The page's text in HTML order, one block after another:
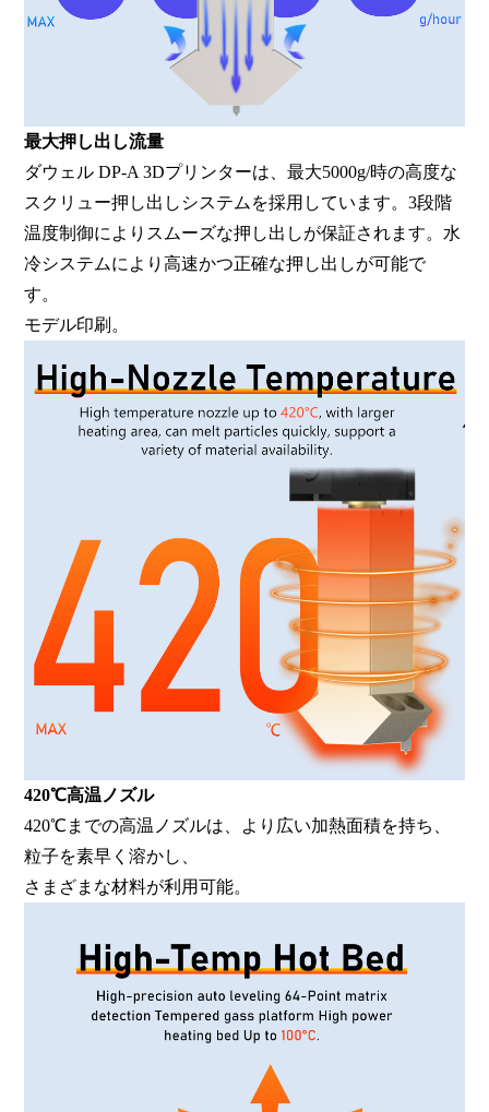
最大押し出し流量
ダウェル DP-A 3Dプリンターは、最大5000g/時の高度な
スクリュー押し出しシステムを採用しています。3段階
温度制御によりスムーズな押し出しが保証されます。水
冷システムにより高速かつ正確な押し出しが可能で
す。
モデル印刷。
420℃高温ノズル
420℃までの高温ノズルは、より広い加熱面積を持ち、
粒子を素早く溶かし、
さまざまな材料が利用可能。